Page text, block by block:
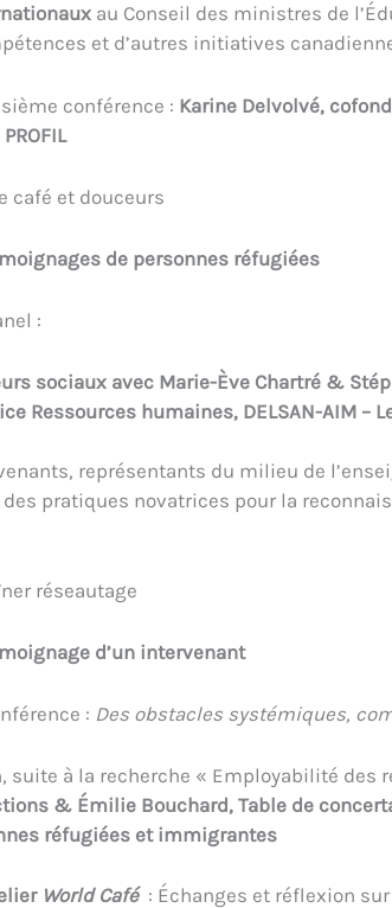
au Conseil des ministres de
et d’autres initiatives
conférence : Karine Delvolvé,
café et douceurs
de personnes réfugiées
:
sociaux avec Marie-Ève Chartré &
Ressources humaines, DELSAN-AIM –
représentants du milieu de
pratiques novatrices pour la
réseautage
d’un intervenant
: Des obstacles systémiques,
suite à la recherche « Employabilité des
& Émilie Bouchard, Table de
réfugiées et immigrantes
World Café: Échanges et réflexion